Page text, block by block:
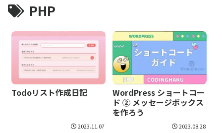
PHP
Todoリスト作成日記
2023.11.07
WordPress ショートコー
ド ② メッセージボックス
を作ろう
2023.08.28